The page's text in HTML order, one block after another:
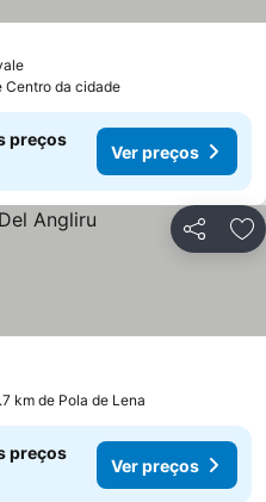
Ver preços
Centro da cidade
preços
Ver preços
Partilhar
km de Pola de Lena
preços
Ver preços